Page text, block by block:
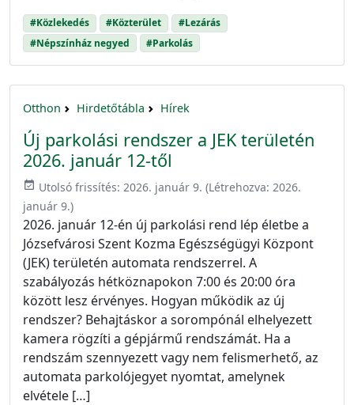
#Közlekedés #Közterület
#Lezárás
#Népszínház negyed
#Parkolás
Otthon Hirdetőtábla Hírek
Új parkolási rendszer a JEK területén
2026. január 12-től
event_available Utolsó frissítés: 2026. január 9. (Létrehozva: 2026.
január 9.)
2026. január 12-én új parkolási rend lép életbe a
Józsefvárosi Szent Kozma Egészségügyi Központ
(JEK) területén automata rendszerrel. A
szabályozás hétköznapokon 7:00 és 20:00 óra
között lesz érvényes. Hogyan működik az új
rendszer? Behajtáskor a sorompónál elhelyezett
kamera rögzíti a gépjármű rendszámát. Ha a
rendszám szennyezett vagy nem felismerhető, az
automata parkolójegyet nyomtat, amelynek
elvétele […]